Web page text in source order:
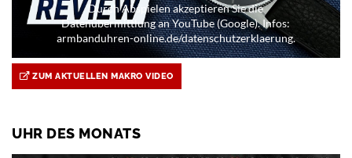
Durch Abspielen akzeptieren Sie die
Datenübermittlung an YouTube (Google). Infos:
armbanduhren-online.de/datenschutzerklaerung.
ZUM AKTUELLEN MAKRO VIDEO
UHR DES MONATS